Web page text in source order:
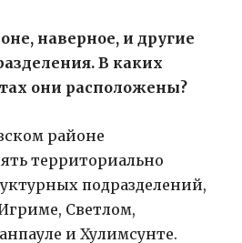
наверное, и другие
В каких
они расположены?
районе
территориально
подразделений,
Светлом,
и Хулимсунте.